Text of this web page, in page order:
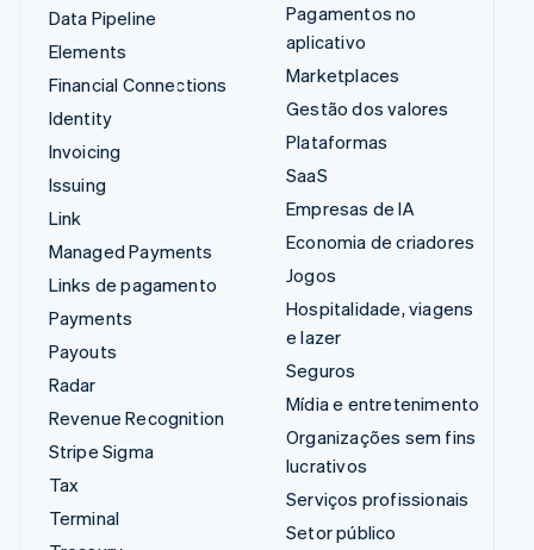
Data Pipeline
Elements
Financial Connections
Identity
Invoicing
Issuing
Link
Managed Payments
Links de pagamento
Payments
Payouts
Radar
Revenue Recognition
Stripe Sigma
Tax
Terminal
Pagamentos no
aplicativo
Marketplaces
Gestão dos valores
Plataformas
SaaS
Empresas de IA
Economia de criadores
Jogos
Hospitalidade, viagens
e lazer
Seguros
Mídia e entretenimento
Organizações sem fins
lucrativos
Serviços profissionais
Setor público